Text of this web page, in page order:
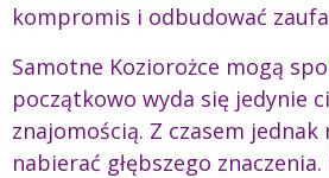
kompromis i odbudować
Samotne Koziorożce mogą
początkowo wyda się jedynie
znajomością. Z czasem jednak
nabierać głębszego